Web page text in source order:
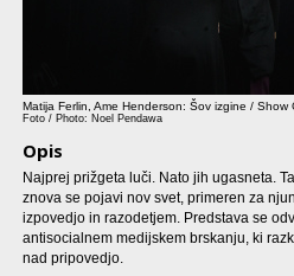
Matija Ferlin, Ame Henderson: Šov izgine / Show
Foto / Photo: Noel Pendawa
Opis
Najprej prižgeta luči. Nato jih ugasneta.
znova se pojavi nov svet, primeren za
izpovedjo in razodetjem. Predstava se
antisocialnem medijskem brskanju, ki
nad pripovedjo.